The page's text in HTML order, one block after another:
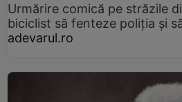
Urmărire comică pe străzile
biciclist să fenteze poliția și
adevarul.ro